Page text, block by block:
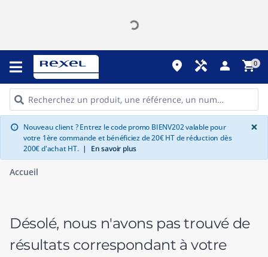
place handyman person shopping_cart0
info Nouveau client ? Entrez le code promo BIENV202 valable pour
votre 1ère commande et bénéficiez de 20€ HT de réduction dès
200€ d'achat HT. | En savoir plus
×
Accueil
Désolé, nous n'avons pas trouvé de
résultats correspondant à votre